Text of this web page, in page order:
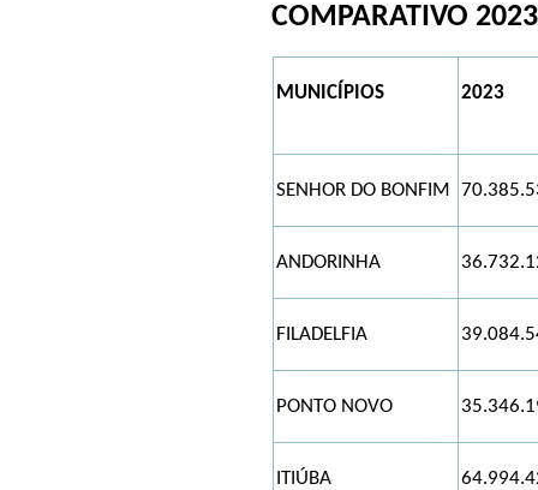
COMPARATIVO
MUNICÍPIOS 2023
SENHOR DO BONFIM
ANDORINHA
FILADELFIA
PONTO NOVO
ITIÚBA